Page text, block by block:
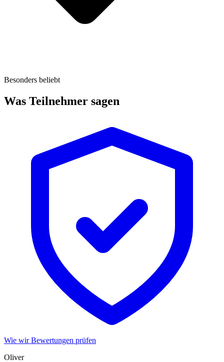
Besonders beliebt
Was Teilnehmer sagen
Wie wir Bewertungen prüfen
Oliver